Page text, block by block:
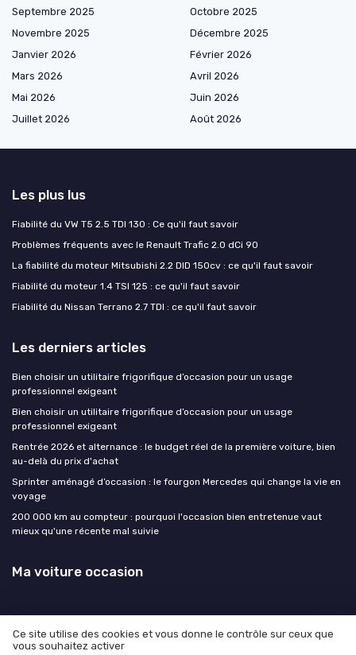
Septembre 2025
Octobre 2025
Novembre 2025
Décembre 2025
Janvier 2026
Février 2026
Mars 2026
Avril 2026
Mai 2026
Juin 2026
Juillet 2026
Août 2026
Les plus lus
Fiabilité du VW T5 2.5 TDI 130 : Ce qu'il faut savoir
Problèmes fréquents avec le Renault Trafic 2.0 dCi 90
La fiabilité du moteur Mitsubishi 2.2 DID 150cv : ce qu'il faut savoir
Fiabilité du moteur 1.4 TSI 125 : ce qu'il faut savoir
Fiabilité du Nissan Terrano 2.7 TDI : ce qu'il faut savoir
Les derniers articles
Bien choisir un utilitaire frigorifique d’occasion pour un usage
professionnel exigeant
Bien choisir un utilitaire frigorifique d’occasion pour un usage
professionnel exigeant
Rentrée 2026 et alternance : le budget réel de la première voiture, bien
au-delà du prix d'achat
Sprinter aménagé d’occasion : le fourgon Mercedes qui change la vie en
voyage
200 000 km au compteur : pourquoi l'occasion bien entretenue vaut
mieux qu'une récente mal suivie
Ma voiture occasion
Mentions légales
Ce site utilise des cookies et vous donne le contrôle sur ceux que
vous souhaitez activer